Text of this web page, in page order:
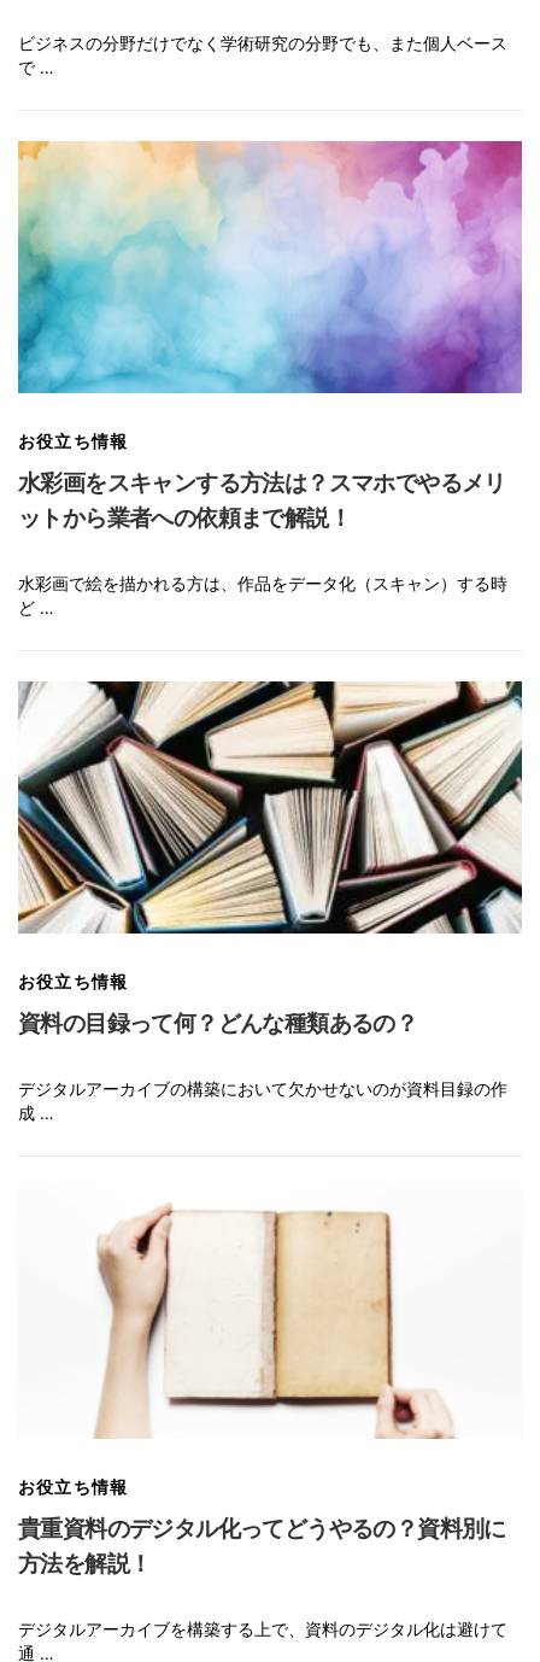
ビジネスの分野だけでなく学術研究の分野でも、また個人ベース
で …
お役立ち情報
水彩画をスキャンする方法は？スマホでやるメリ
ットから業者への依頼まで解説！
水彩画で絵を描かれる方は、作品をデータ化（スキャン）する時
ど …
お役立ち情報
資料の目録って何？どんな種類あるの？
デジタルアーカイブの構築において欠かせないのが資料目録の作
成 …
お役立ち情報
貴重資料のデジタル化ってどうやるの？資料別に
方法を解説！
デジタルアーカイブを構築する上で、資料のデジタル化は避けて
通 …